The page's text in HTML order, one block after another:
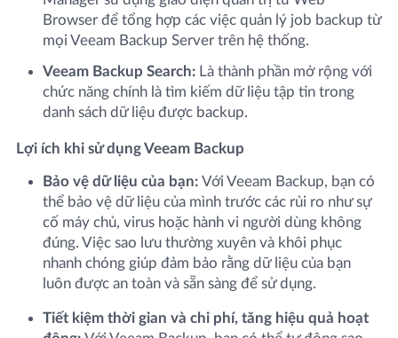
Browser để tổng hợp các việc quản lý job backup từ
mọi Veeam Backup Server trên hệ thống.
Veeam Backup Search: Là thành phần mở rộng với
chức năng chính là tìm kiếm dữ liệu tập tin trong
danh sách dữ liệu được backup.
Lợi ích khi sử dụng Veeam Backup
Bảo vệ dữ liệu của bạn: Với Veeam Backup, bạn có
thể bảo vệ dữ liệu của mình trước các rủi ro như sự
cố máy chủ, virus hoặc hành vi người dùng không
đúng. Việc sao lưu thường xuyên và khôi phục
nhanh chóng giúp đảm bảo rằng dữ liệu của bạn
luôn được an toàn và sẵn sàng để sử dụng.
Tiết kiệm thời gian và chi phí, tăng hiệu quả hoạt